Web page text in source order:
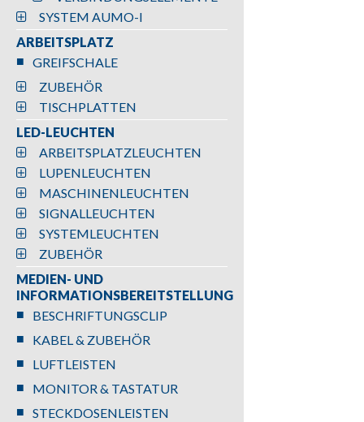
SYSTEM AUMO-I
ARBEITSPLATZ
GREIFSCHALE
ZUBEHÖR
TISCHPLATTEN
LED-LEUCHTEN
ARBEITSPLATZLEUCHTEN
LUPENLEUCHTEN
MASCHINENLEUCHTEN
SIGNALLEUCHTEN
SYSTEMLEUCHTEN
ZUBEHÖR
MEDIEN- UND
INFORMATIONSBEREITSTELLUNG
BESCHRIFTUNGSCLIP
KABEL & ZUBEHÖR
LUFTLEISTEN
MONITOR & TASTATUR
STECKDOSENLEISTEN